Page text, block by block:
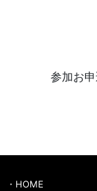
参加お
HOME